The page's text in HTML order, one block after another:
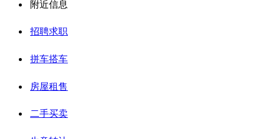
附近信息
招聘求职
拼车搭车
房屋租售
二手买卖